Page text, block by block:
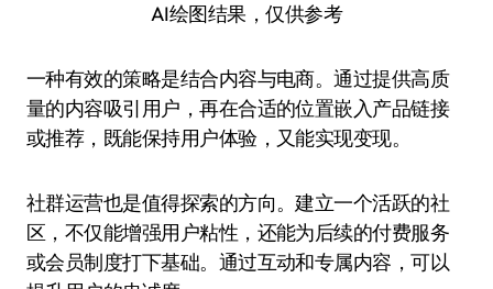
AI绘图结果，仅供参考
一种有效的策略是结合内容与电商。通过提供高质
量的内容吸引用户，再在合适的位置嵌入产品链接
或推荐，既能保持用户体验，又能实现变现。
社群运营也是值得探索的方向。建立一个活跃的社
区，不仅能增强用户粘性，还能为后续的付费服务
或会员制度打下基础。通过互动和专属内容，可以